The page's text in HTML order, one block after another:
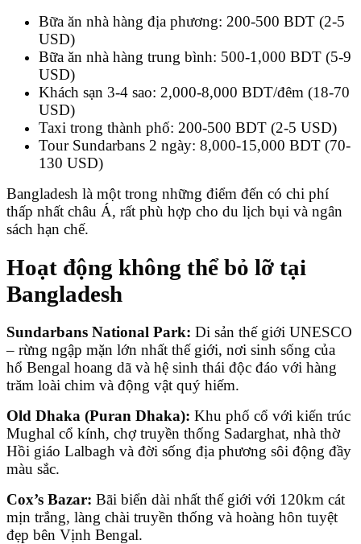
Bữa ăn nhà hàng địa phương: 200-500 BDT (2-5
USD)
Bữa ăn nhà hàng trung bình: 500-1,000 BDT (5-9
USD)
Khách sạn 3-4 sao: 2,000-8,000 BDT/đêm (18-70
USD)
Taxi trong thành phố: 200-500 BDT (2-5 USD)
Tour Sundarbans 2 ngày: 8,000-15,000 BDT (70-
130 USD)
Bangladesh là một trong những điểm đến có chi phí
thấp nhất châu Á, rất phù hợp cho du lịch bụi và ngân
sách hạn chế.
Hoạt động không thể bỏ lỡ tại
Bangladesh
Sundarbans National Park: Di sản thế giới UNESCO
– rừng ngập mặn lớn nhất thế giới, nơi sinh sống của
hổ Bengal hoang dã và hệ sinh thái độc đáo với hàng
trăm loài chim và động vật quý hiếm.
Old Dhaka (Puran Dhaka): Khu phố cổ với kiến trúc
Mughal cổ kính, chợ truyền thống Sadarghat, nhà thờ
Hồi giáo Lalbagh và đời sống địa phương sôi động đầy
màu sắc.
Cox’s Bazar: Bãi biển dài nhất thế giới với 120km cát
mịn trắng, làng chài truyền thống và hoàng hôn tuyệt
đẹp bên Vịnh Bengal.